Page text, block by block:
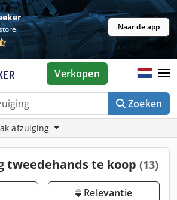
Naar de app
Zoeken
Verkopen
afzuiging
tweedehands te koop (13)
Relevantie